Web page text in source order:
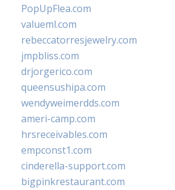
PopUpFlea.com
valueml.com
rebeccatorresjewelry.com
jmpbliss.com
drjorgerico.com
queensushipa.com
wendyweimerdds.com
ameri-camp.com
hrsreceivables.com
empconst1.com
cinderella-support.com
bigpinkrestaurant.com